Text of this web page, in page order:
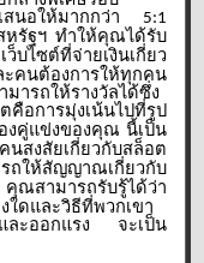
สนอให้มากกว่า 5:1
หรัฐฯ ทำให้คุณได้รับ
เว็บไซต์ที่จ่ายเงินเกี่ยว
ะคนต้องการให้ทุกคน
มารถให้รางวัลได้ซึ่ง
อการมุ่งเน้นไปที่รูป
งคู่แข่งของคุณ นี้เป็น
นสงสัยเกี่ยวกับสล็อต
รถให้สัญญาณเกี่ยวกับ
คุณสามารถรับรู้ได้ว่า
ดและวิธีที่พวกเขา
ละออกแรง
จะเป็น